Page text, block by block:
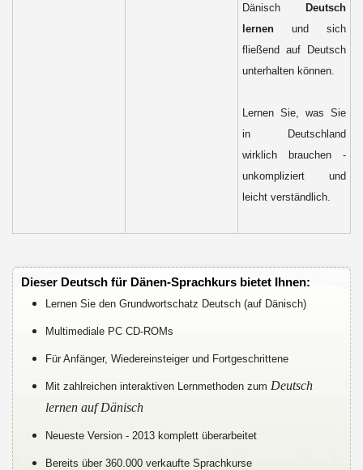
Dänisch Deutsch
lernenund sich
fließend auf Deutsch
unterhalten können.
Lernen Sie, was Sie
in Deutschland
wirklich brauchen -
unkompliziert und
leicht verständlich.
Dieser Deutsch für Dänen-Sprachkurs bietet Ihnen:
Lernen Sie den Grundwortschatz Deutsch (auf Dänisch)
Multimediale PC CD-ROMs
Für Anfänger, Wiedereinsteiger und Fortgeschrittene
Mit zahlreichen interaktiven Lernmethoden zum Deutsch
lernen auf Dänisch
Neueste Version - 2013 komplett überarbeitet
Bereits über 360.000 verkaufte Sprachkurse